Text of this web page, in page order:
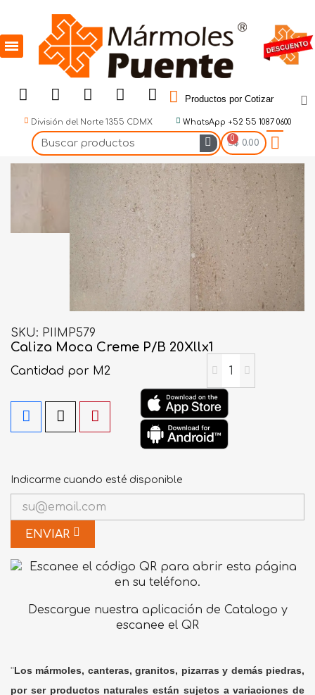
Productos por Cotizar
División del Norte 1355 CDMX WhatsApp +52 55 1087 0600
$ 0.00
SKU PIIMP579
Caliza Moca Creme P/B 20Xllx1
Cantidad por M2
Indicarme cuando esté disponible
ENVIAR
Descargue nuestra aplicación de Catalogo y
escanee el QR
"Los mármoles, canteras, granitos, pizarras y demás piedras,
por ser productos naturales están sujetos a variaciones de